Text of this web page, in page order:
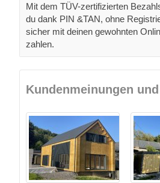
Mit dem TÜV-zertifizierten
du dank PIN &TAN, ohne
sicher mit deinen gewohnten
zahlen.
Kundenmeinungen